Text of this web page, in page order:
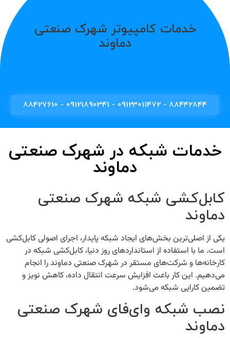
خدمات کامپیوتر شهرک صنعتی
دماوند
88442844 - 09123011472 - 09121890341 - 88427610
خدمات شبکه در شهرک صنعتی
دماوند
کابل‌کشی شبکه شهرک صنعتی
دماوند
یکی از اصلی‌ترین بخش‌های ایجاد شبکه پایدار، اجرای اصولی کابل‌کشی
است. ما با استفاده از استانداردهای روز دنیا، کابل‌کشی شبکه در
کارخانه‌ها و شرکت‌های مستقر در شهرک صنعتی دماوند را انجام
می‌دهیم. این کار باعث افزایش سرعت انتقال داده، کاهش نویز و
تضمین کارایی شبکه می‌شود.
نصب شبکه وای‌فای شهرک صنعتی
دماوند